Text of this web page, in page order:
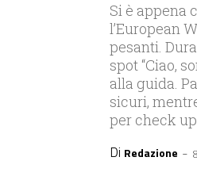
Si è appena
l’European
pesanti.
spot “Ciao,
alla guida.
sicuri,
per check
Di Redazione -